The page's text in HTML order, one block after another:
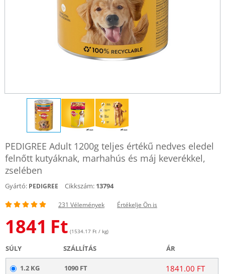
PEDIGREE Adult 1200g teljes értékű nedves eledel
felnőtt kutyáknak, marhahús és máj keverékkel,
zselében
Gyártó: PEDIGREE Cikkszám: 13794
231 Vélemények Értékelje Ön is
1841 Ft (1534.17 Ft / kg)
SÚLY SZÁLLÍTÁS ÁR
1.2 KG 1090 FT 1841.00 FT